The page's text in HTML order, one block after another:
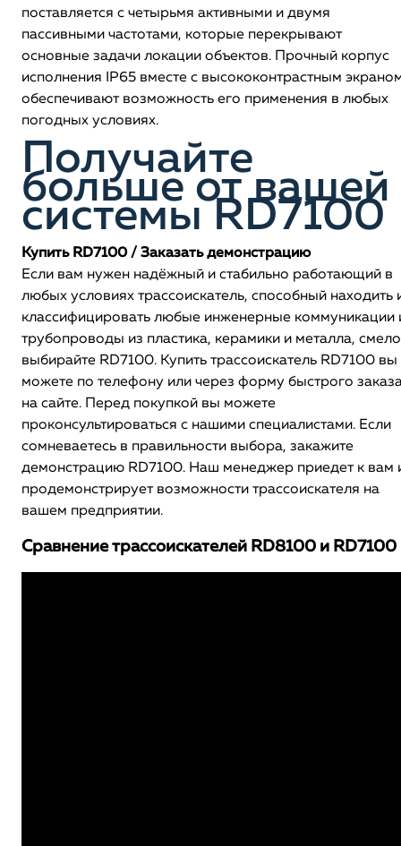
поставляется с четырьмя активными и двумя
пассивными частотами, которые перекрывают
основные задачи локации объектов. Прочный корпус
исполнения IP65 вместе с высококонтрастным
обеспечивают возможность его применения в любых
погодных условиях.
Получайте
больше от вашей
системы RD7100
Купить RD7100 / Заказать демонстрацию
Если вам нужен надёжный и стабильно работающий в
любых условиях трассоискатель, способный находить
классифицировать любые инженерные коммуникации
трубопроводы из пластика, керамики и металла, смело
выбирайте RD7100. Купить трассоискатель RD7100 вы
можете по телефону или через форму быстрого
на сайте. Перед покупкой вы можете
проконсультироваться с нашими специалистами. Если
сомневаетесь в правильности выбора, закажите
демонстрацию RD7100. Наш менеджер приедет к вам
продемонстрирует возможности трассоискателя на
вашем предприятии.
Сравнение трассоискателей RD8100 и RD7100